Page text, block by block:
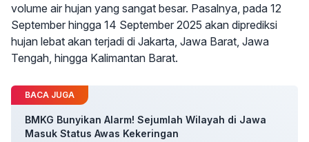
volume air hujan yang sangat besar. Pasalnya, pada 12
September hingga 14 September 2025 akan diprediksi
hujan lebat akan terjadi di Jakarta, Jawa Barat, Jawa
Tengah, hingga Kalimantan Barat.
BACA JUGA
BMKG Bunyikan Alarm! Sejumlah Wilayah di Jawa
Masuk Status Awas Kekeringan